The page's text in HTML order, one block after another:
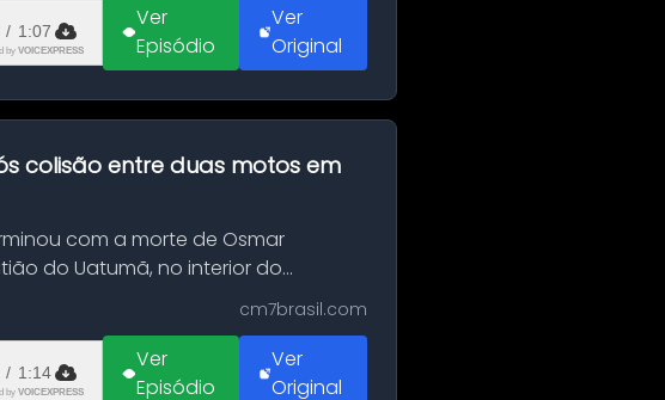
/ 1:07
by VOICEXPRESS
Ver
Episódio
Ver
Original
colisão entre duas motos em
com a morte de Osmar
do Uatumã, no interior do
cm7brasil.com
/ 1:14
by VOICEXPRESS
Ver
Episódio
Ver
Original